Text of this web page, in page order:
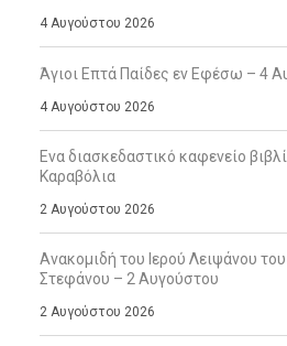
4 Αυγούστου 2026
Άγιοι Επτά Παίδες εν Εφέσω – 4
4 Αυγούστου 2026
Ενα διασκεδαστικό καφενείο
Καραβόλια
2 Αυγούστου 2026
Ανακομιδή του Ιερού Λειψάνου
Στεφάνου – 2 Αυγούστου
2 Αυγούστου 2026